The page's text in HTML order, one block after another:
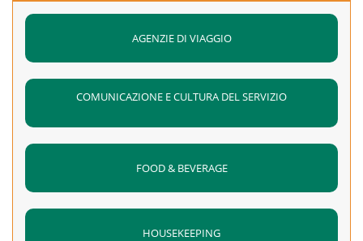
AGENZIE DI VIAGGIO
COMUNICAZIONE E CULTURA DEL SERVIZIO
FOOD & BEVERAGE
HOUSEKEEPING